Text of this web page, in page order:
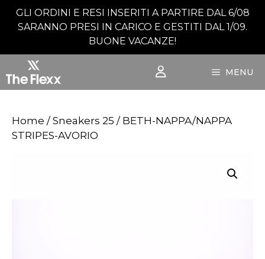
GLI ORDINI E RESI INSERITI A PARTIRE DAL 6/08
SARANNO PRESI IN CARICO E GESTITI DAL 1/09.
BUONE VACANZE!
MENU
Home / Sneakers 25 / BETH-NAPPA/NAPPA
STRIPES-AVORIO